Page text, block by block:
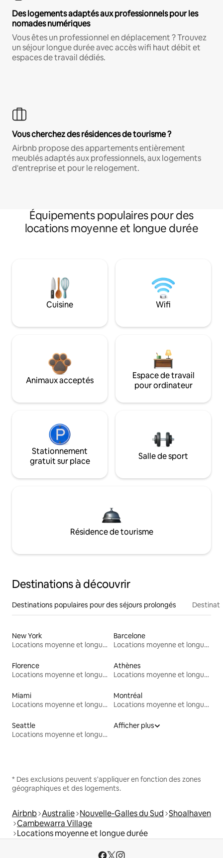
Des logements adaptés aux professionnels pour les
nomades numériques
Vous êtes un professionnel en déplacement ? Trouvez
un séjour longue durée avec accès wifi haut débit et
espaces de travail dédiés.
Vous cherchez des résidences de tourisme ?
Airbnb propose des appartements entièrement
meublés adaptés aux professionnels, aux logements
d'entreprise et pour le relogement.
Équipements populaires pour des
locations moyenne et longue durée
Cuisine Wifi
Animaux acceptés
Espace de travail
pour ordinateur
Stationnement
gratuit sur place
Salle de sport
Résidence de tourisme
Destinations à découvrir
Destinations populaires pour des séjours prolongés
New York
Locations moyenne et longue durée
Barcelone
Locations moyenne et longue durée
Florence
Locations moyenne et longue durée
Athènes
Locations moyenne et longue durée
Miami
Locations moyenne et longue durée
Montréal
Locations moyenne et longue durée
Seattle
Locations moyenne et longue durée
Afficher plus
* Des exclusions peuvent s'appliquer en fonction des zones
géographiques et des logements.
Airbnb Australie Nouvelle-Galles du Sud Shoalhaven
Cambewarra Village
Locations moyenne et longue durée